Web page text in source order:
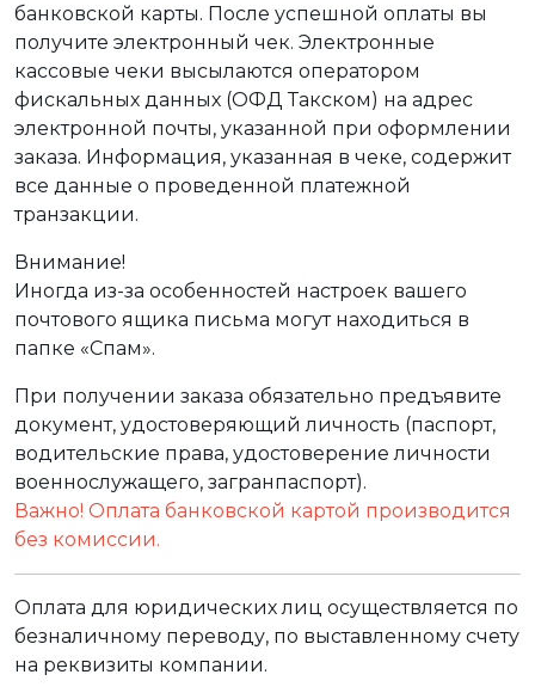
банковской карты. После успешной оплаты вы
получите электронный чек. Электронные
кассовые чеки высылаются оператором
фискальных данных (ОФД Такском) на адрес
электронной почты, указанной при оформлении
заказа. Информация, указанная в чеке, содержит
все данные о проведенной платежной
транзакции.
Внимание!
Иногда из-за особенностей настроек вашего
почтового ящика письма могут находиться в
папке «Спам».
При получении заказа обязательно предъявите
документ, удостоверяющий личность (паспорт,
водительские права, удостоверение личности
военнослужащего, загранпаспорт).
Важно! Оплата банковской картой производится
без комиссии.
Оплата для юридических лиц осуществляется по
безналичному переводу, по выставленному счету
на реквизиты компании.